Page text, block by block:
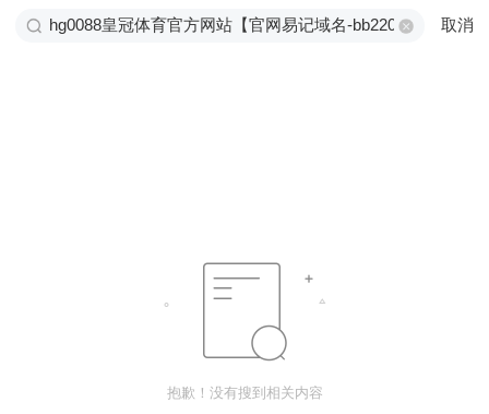
取消
抱歉！没有搜到相关内容